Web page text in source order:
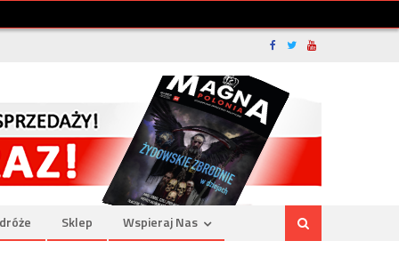
Sklep Wspieraj Nas